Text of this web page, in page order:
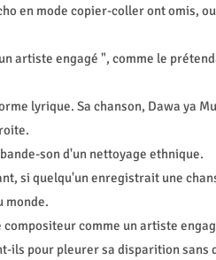
en mode copier-coller ont omis,
artiste engagé ", comme le
lyrique. Sa chanson, Dawa ya
son d'un nettoyage ethnique.
si quelqu'un enregistrait une
monde.
comme un artiste
ils pour pleurer sa disparition sans